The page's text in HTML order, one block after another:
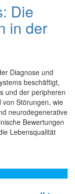
Die
in der
Diagnose und
beschäftigt,
und der peripheren
von Störungen, wie
neurodegenerative
Bewertungen
Lebensqualität